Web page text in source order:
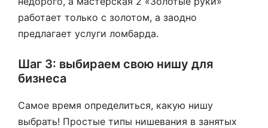
работает только с золотом, а заодно
предлагает услуги ломбарда.
Шаг 3: выбираем свою нишу для
бизнеса
Самое время определиться, какую нишу
выбрать! Простые типы нишевания в занятых